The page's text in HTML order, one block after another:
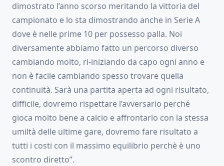
dimostrato l’anno scorso meritando la vittoria del
campionato e lo sta dimostrando anche in Serie A
dove è nelle prime 10 per possesso palla. Noi
diversamente abbiamo fatto un percorso diverso
cambiando molto, ri-iniziando da capo ogni anno e
non è facile cambiando spesso trovare quella
continuità. Sarà una partita aperta ad ogni risultato,
difficile, dovremo rispettare l’avversario perché
gioca molto bene a calcio e affrontarlo con la stessa
umiltà delle ultime gare, dovremo fare risultato a
tutti i costi con il massimo equilibrio perchè è uno
scontro diretto”.